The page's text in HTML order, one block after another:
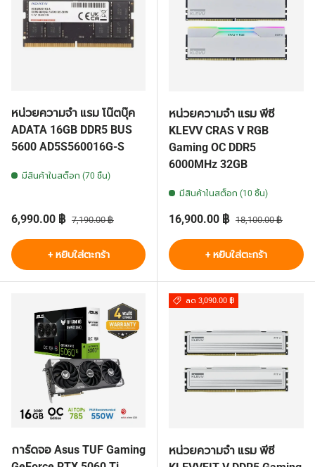
หน่วยความจำ แรม โน๊ตบุ๊ค
ADATA 16GB DDR5 BUS
5600 AD5S560016G-S
มีสินค้าในสต็อก (70 ชิ้น)
ราคาส่วนลด
6,990.00 ฿ ราคาปกติ
7,190.00 ฿
+ หยิบใส่ตะกร้า
หน่วยความจำ แรม พีซี
KLEVV CRAS V RGB
Gaming OC DDR5
6000MHz 32GB
มีสินค้าในสต็อก (10 ชิ้น)
ราคาส่วนลด
16,900.00 ฿ ราคาปกติ
18,100.00 ฿
+ หยิบใส่ตะกร้า
การ์ดจอ Asus TUF Gaming
ลด 3,090.00 ฿
หน่วยความจำ แรม พีซี